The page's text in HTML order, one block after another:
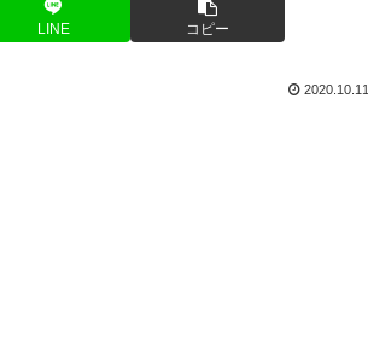
LINE コピー
2020.10.11